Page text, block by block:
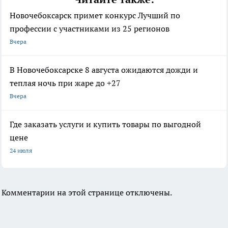
Новочебоксарск примет конкурс Лучший по
профессии с участниками из 25 регионов
Вчера
В Новочебоксарске 8 августа ожидаются дожди и
теплая ночь при жаре до +27
Вчера
Где заказать услуги и купить товары по выгодной
цене
24 июля
Комментарии на этой странице отключены.